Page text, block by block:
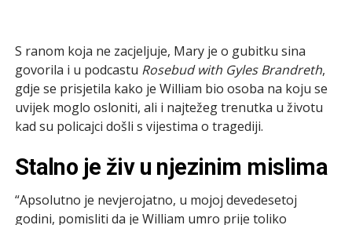
S ranom koja ne zacjeljuje, Mary je o gubitku sina
govorila i u podcastu Rosebud with Gyles Brandreth,
gdje se prisjetila kako je William bio osoba na koju se
uvijek moglo osloniti, ali i najtežeg trenutka u životu
kad su policajci došli s vijestima o tragediji.
Stalno je živ u njezinim mislima
“Apsolutno je nevjerojatno, u mojoj devedesetoj
godini, pomisliti da je William umro prije toliko